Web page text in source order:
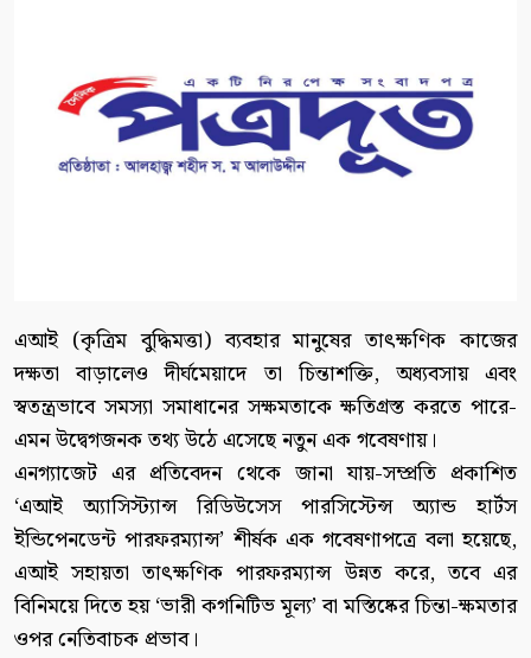
এআই (কৃত্রিম বুদ্ধিমত্তা) ব্যবহার মানুষের তাৎক্ষণিক কাজের
দক্ষতা বাড়ালেও দীর্ঘমেয়াদে তা চিন্তাশক্তি, অধ্যবসায় এবং
স্বতন্ত্রভাবে সমস্যা সমাধানের সক্ষমতাকে ক্ষতিগ্রস্ত করতে পারে-
এমন উদ্বেগজনক তথ্য উঠে এসেছে নতুন এক গবেষণায়।
এনগ্যাজেট এর প্রতিবেদন থেকে জানা যায়-সম্প্রতি প্রকাশিত
‘এআই অ্যাসিস্ট্যান্স রিডিউসেস পারসিস্টেন্স অ্যান্ড হার্টস
ইন্ডিপেনডেন্ট পারফরম্যান্স’ শীর্ষক এক গবেষণাপত্রে বলা হয়েছে,
এআই সহায়তা তাৎক্ষণিক পারফরম্যান্স উন্নত করে, তবে এর
বিনিময়ে দিতে হয় ‘ভারী কগনিটিভ মূল্য’ বা মস্তিষ্কের চিন্তা-ক্ষমতার
ওপর নেতিবাচক প্রভাব।